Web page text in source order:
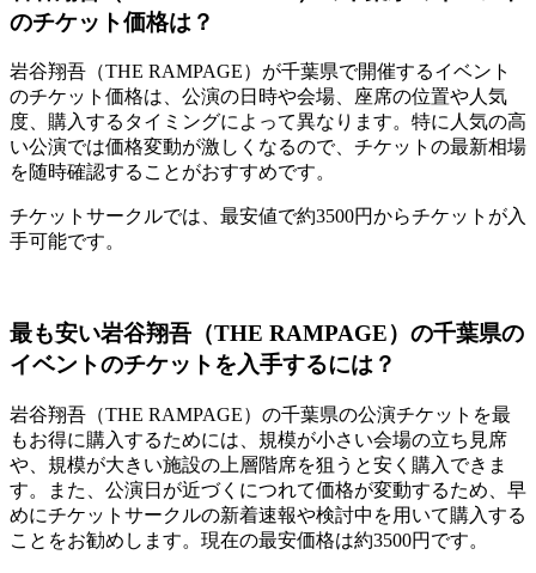
のチケット価格は？
岩谷翔吾（THE RAMPAGE）が千葉県で開催するイベント
のチケット価格は、公演の日時や会場、座席の位置や人気
度、購入するタイミングによって異なります。特に人気の高
い公演では価格変動が激しくなるので、チケットの最新相場
を随時確認することがおすすめです。
チケットサークルでは、最安値で約3500円からチケットが入
手可能です。
最も安い岩谷翔吾（THE RAMPAGE）の千葉県の
イベントのチケットを入手するには？
岩谷翔吾（THE RAMPAGE）の千葉県の公演チケットを最
もお得に購入するためには、規模が小さい会場の立ち見席
や、規模が大きい施設の上層階席を狙うと安く購入できま
す。また、公演日が近づくにつれて価格が変動するため、早
めにチケットサークルの新着速報や検討中を用いて購入する
ことをお勧めします。現在の最安価格は約3500円です。